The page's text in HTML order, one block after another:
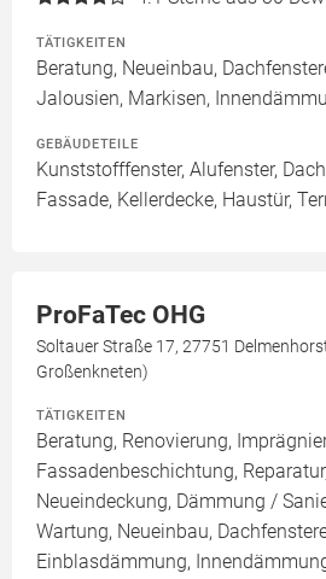
TÄTIGKEITEN
Beratung, Neueinbau,
Jalousien, Markisen,
GEBÄUDETEILE
Kunststofffenster, Alufenster,
Fassade, Kellerdecke, Haustür,
ProFaTec OHG
Soltauer Straße 17, 27751
Großenkneten)
TÄTIGKEITEN
Beratung, Renovierung,
Fassadenbeschichtung,
Neueindeckung, Dämmung /
Wartung, Neueinbau,
Einblasdämmung,